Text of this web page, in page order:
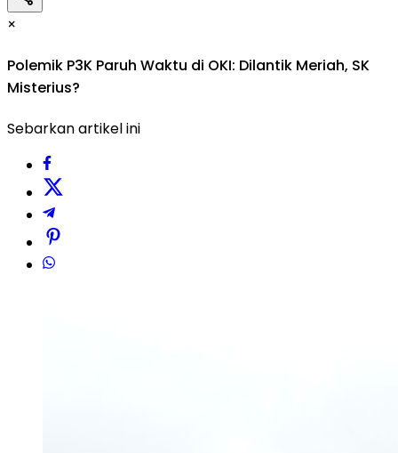
×
Polemik P3K Paruh Waktu di OKI: Dilantik Meriah, SK
Misterius?
Sebarkan artikel ini